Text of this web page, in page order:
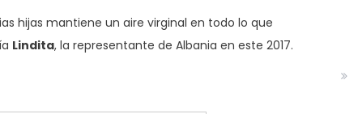
hijas mantiene un aire virginal en todo lo que
Lindita, la representante de Albania en este 2017.